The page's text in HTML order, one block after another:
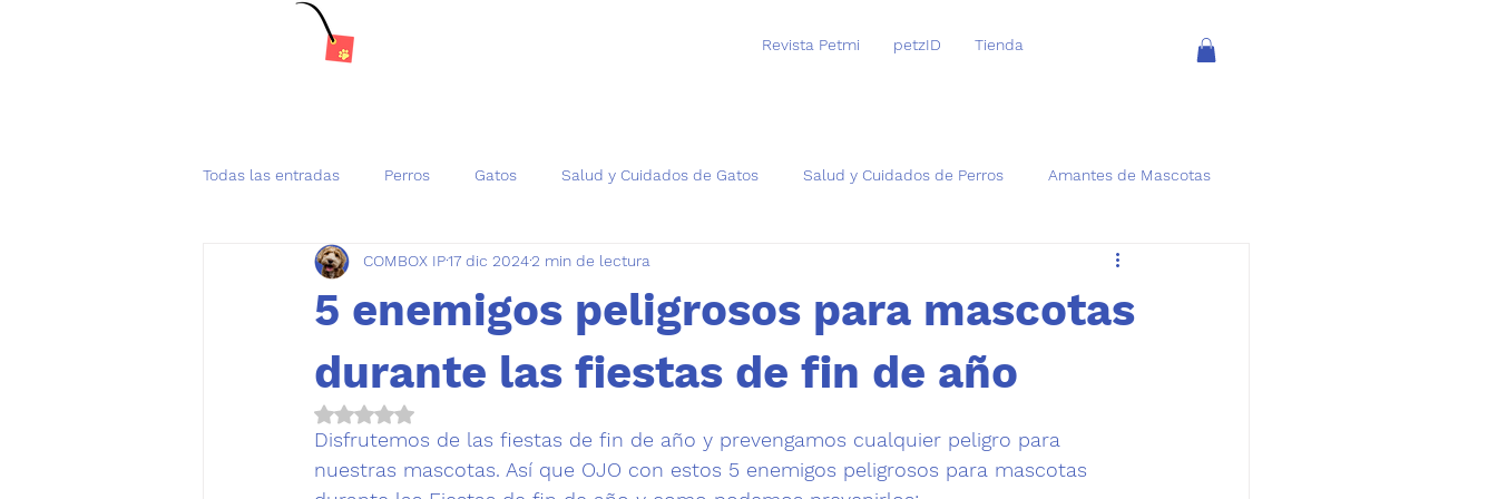
Revista Petmi petzID Tienda
Todas las entradas Perros Gatos Salud y Cuidados de Gatos Salud y Cuidados de Perros Amantes de Mascotas
Tenencia Responsable de mascotas
5 enemigos peligrosos para mascotas
durante las fiestas de fin de año
COMBOX IP17 dic 20242 min de lectura
Obtuvo NaN de 5 estrellas.
Disfrutemos de las fiestas de fin de año y prevengamos cualquier peligro para
nuestras mascotas. Así que OJO con estos 5 enemigos peligrosos para mascotas